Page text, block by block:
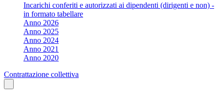
Incarichi conferiti e autorizzati ai dipendenti (dirigenti e non) -
in formato tabellare
Anno 2026
Anno 2025
Anno 2024
Anno 2021
Anno 2020
Contrattazione collettiva